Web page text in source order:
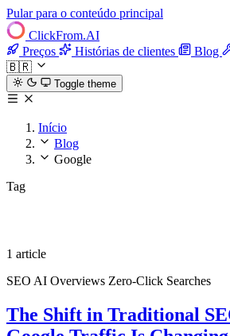
Pular para o conteúdo principal
ClickFrom.AI
Preços
Histórias de clientes Blog
🇧🇷
Toggle theme
Início
Blog
Google
Tag
1 article
SEO AI Overviews Zero-Click Searches
The Shift in Traditional